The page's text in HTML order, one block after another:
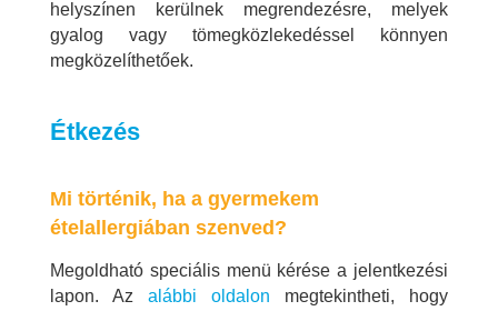
helyszínen kerülnek megrendezésre, melyek
gyalog vagy tömegközlekedéssel könnyen
megközelíthetőek.
Étkezés
Mi történik, ha a gyermekem
ételallergiában szenved?
Megoldható speciális menü kérése a jelentkezési
lapon. Az alábbi oldalon megtekintheti, hogy